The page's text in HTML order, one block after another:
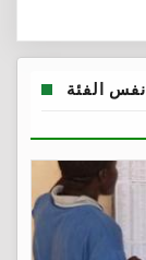
نفس الفئة